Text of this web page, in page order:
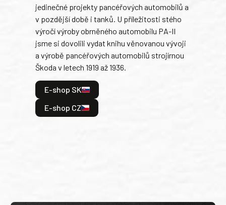
jedinečné projekty pancéřových automobilů a
v pozdější době i tanků. U příležitosti stého
výročí výroby obrněného automobilu PA-II
jsme si dovolili vydat knihu věnovanou vývoji
a výrobě pancéřových automobilů strojírnou
Škoda v letech 1919 až 1936.
E-shop SK
E-shop CZ